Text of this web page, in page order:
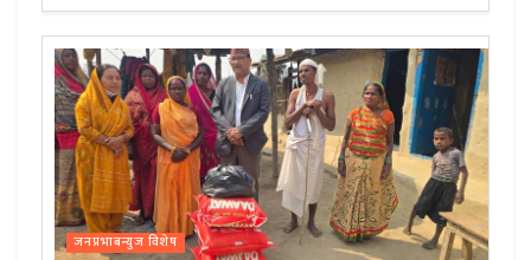
जनप्रभाबन्युज विशेष